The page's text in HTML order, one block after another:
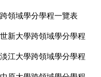
跨領域學分學程一覽表
世新大學跨領域學分學程
淡江大學跨領域學分學程